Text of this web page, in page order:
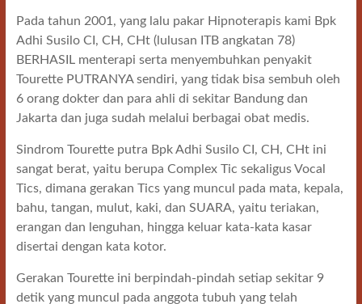
Pada tahun 2001, yang lalu pakar Hipnoterapis kami Bpk
Adhi Susilo CI, CH, CHt (lulusan ITB angkatan 78)
BERHASIL menterapi serta menyembuhkan penyakit
Tourette PUTRANYA sendiri, yang tidak bisa sembuh oleh
6 orang dokter dan para ahli di sekitar Bandung dan
Jakarta dan juga sudah melalui berbagai obat medis.
Sindrom Tourette putra Bpk Adhi Susilo CI, CH, CHt ini
sangat berat, yaitu berupa Complex Tic sekaligus Vocal
Tics, dimana gerakan Tics yang muncul pada mata, kepala,
bahu, tangan, mulut, kaki, dan SUARA, yaitu teriakan,
erangan dan lenguhan, hingga keluar kata-kata kasar
disertai dengan kata kotor.
Gerakan Tourette ini berpindah-pindah setiap sekitar 9
detik yang muncul pada anggota tubuh yang telah